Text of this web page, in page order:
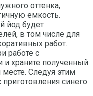
оттенка,
емкость.
йод будет
в том числе для
работ.
работе с
и храните полученный
месте. Следуя этим
синего